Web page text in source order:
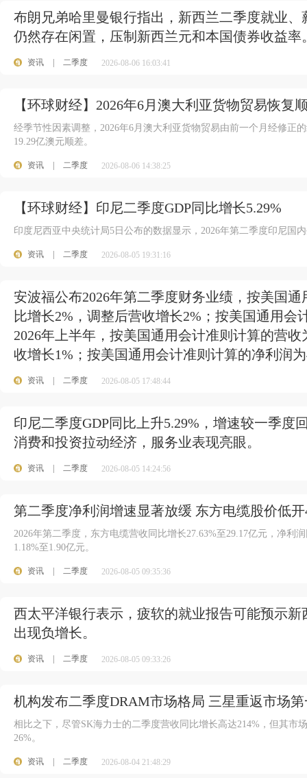
布朗兄弟哈里曼银行指出，新西兰二季度就业
仍然存在闲置，压制新西兰元和本国债券收益率
资讯 二季度 2026-08-06 16:03:41
【环球财经】2026年6月澳大利亚货物贸易恢复
经季节性因素调整，2026年6月澳大利亚货物贸易由前一个月经修正
19.29亿澳元顺差。
资讯 二季度 2026-08-06 14:38:25
【环球财经】印尼二季度GDP同比增长5.29%
印度尼西亚中央统计局5日公布的数据显示，2026年第二季度印尼国
资讯 二季度 2026-08-05 19:31:16
安波福公布2026年第二季度财务业绩，按美国
比增长2%，调整后营收增长2%；按美国通用会
2026年上半年，按美国通用会计准则计算的营
收增长1%；按美国通用会计准则计算的净利润
资讯 二季度 2026-08-05 17:48:44
印尼二季度GDP同比上升5.29%，增速较一季度
消费和投资拉动经济，服务业表现亮眼。
资讯 二季度 2026-08-05 14:24:56
第二季度净利润增速显著放缓 东方电缆股价低开
2026年第二季度，东方电缆营收同比增长27.63%至29.17亿元，净利
1.18%至1.90亿元。
资讯 二季度 2026-08-05 09:35:36
西太平洋银行表示，疲软的就业报告可能预示
出现负增长。
资讯 二季度 2026-08-05 09:33:26
机构发布二季度DRAM市场格局 三星重返市场
相比之下，尽管SK海力士的二季度营收同比增长高达214%，但其市
26%。
资讯 二季度 2026-08-04 21:48:29